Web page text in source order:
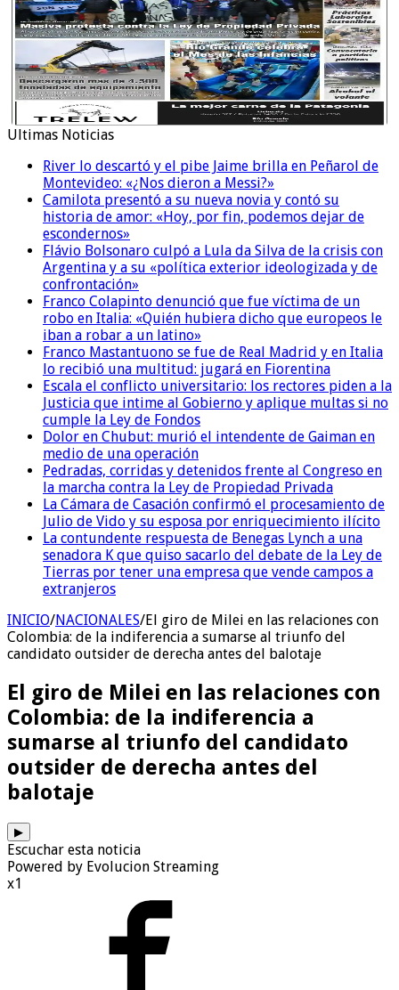
Ultimas Noticias
River lo descartó y el pibe Jaime brilla en Peñarol de
Montevideo: «¿Nos dieron a Messi?»
Camilota presentó a su nueva novia y contó su
historia de amor: «Hoy, por fin, podemos dejar de
escondernos»
Flávio Bolsonaro culpó a Lula da Silva de la crisis con
Argentina y a su «política exterior ideologizada y de
confrontación»
Franco Colapinto denunció que fue víctima de un
robo en Italia: «Quién hubiera dicho que europeos le
iban a robar a un latino»
Franco Mastantuono se fue de Real Madrid y en Italia
lo recibió una multitud: jugará en Fiorentina
Escala el conflicto universitario: los rectores piden a la
Justicia que intime al Gobierno y aplique multas si no
cumple la Ley de Fondos
Dolor en Chubut: murió el intendente de Gaiman en
medio de una operación
Pedradas, corridas y detenidos frente al Congreso en
la marcha contra la Ley de Propiedad Privada
La Cámara de Casación confirmó el procesamiento de
Julio de Vido y su esposa por enriquecimiento ilícito
La contundente respuesta de Benegas Lynch a una
senadora K que quiso sacarlo del debate de la Ley de
Tierras por tener una empresa que vende campos a
extranjeros
INICIO/NACIONALES/El giro de Milei en las relaciones con
Colombia: de la indiferencia a sumarse al triunfo del
candidato outsider de derecha antes del balotaje
El giro de Milei en las relaciones con
Colombia: de la indiferencia a
sumarse al triunfo del candidato
outsider de derecha antes del
balotaje
▶
Escuchar esta noticia
Powered by Evolucion Streaming
x1